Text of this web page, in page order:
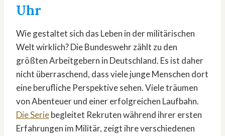
Uhr
Wie gestaltet sich das Leben in der militärischen
Welt wirklich? Die Bundeswehr zählt zu den
größten Arbeitgebern in Deutschland. Es ist daher
nicht überraschend, dass viele junge Menschen dort
eine berufliche Perspektive sehen. Viele träumen
von Abenteuer und einer erfolgreichen Laufbahn.
Die Seriebegleitet Rekruten während ihrer ersten
Erfahrungen im Militär, zeigt ihre verschiedenen